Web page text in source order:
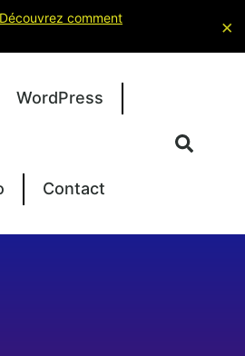
WordPress
Contact
Découvrez comment
×